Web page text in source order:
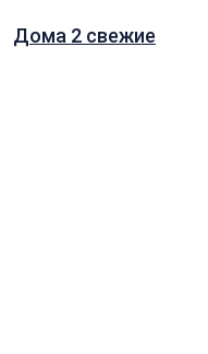
Дома 2 свежие